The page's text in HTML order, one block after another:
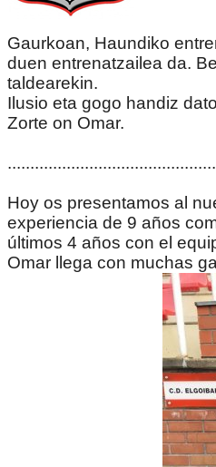
Gaurkoan, Haundiko
duen entrenatzailea da.
taldearekin.
Ilusio eta gogo handiz
Zorte on Omar.
Hoy os presentamos al
experiencia de 9 años
últimos 4 años con el
Omar llega con muchas